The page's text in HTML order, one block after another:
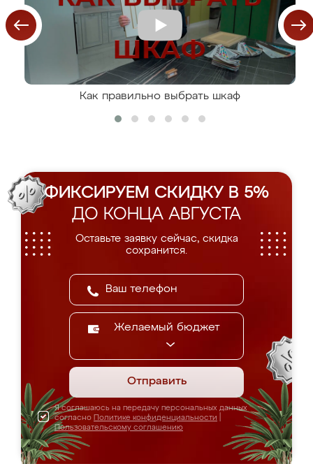
Как правильно выбрать шкаф
ФИКСИРУЕМ СКИДКУ В 5%
ДО КОНЦА АВГУСТА
Оставьте заявку сейчас, скидка
сохранится.
Желаемый бюджет
Отправить
Я соглашаюсь на передачу персональных данных
согласно Политике конфиденциальности
Пользовательскому соглашению